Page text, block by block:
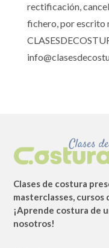
rectificación,
fichero, por escrito
Clases de costura
masterclasses, cursos
¡Aprende costura de
nosotros!